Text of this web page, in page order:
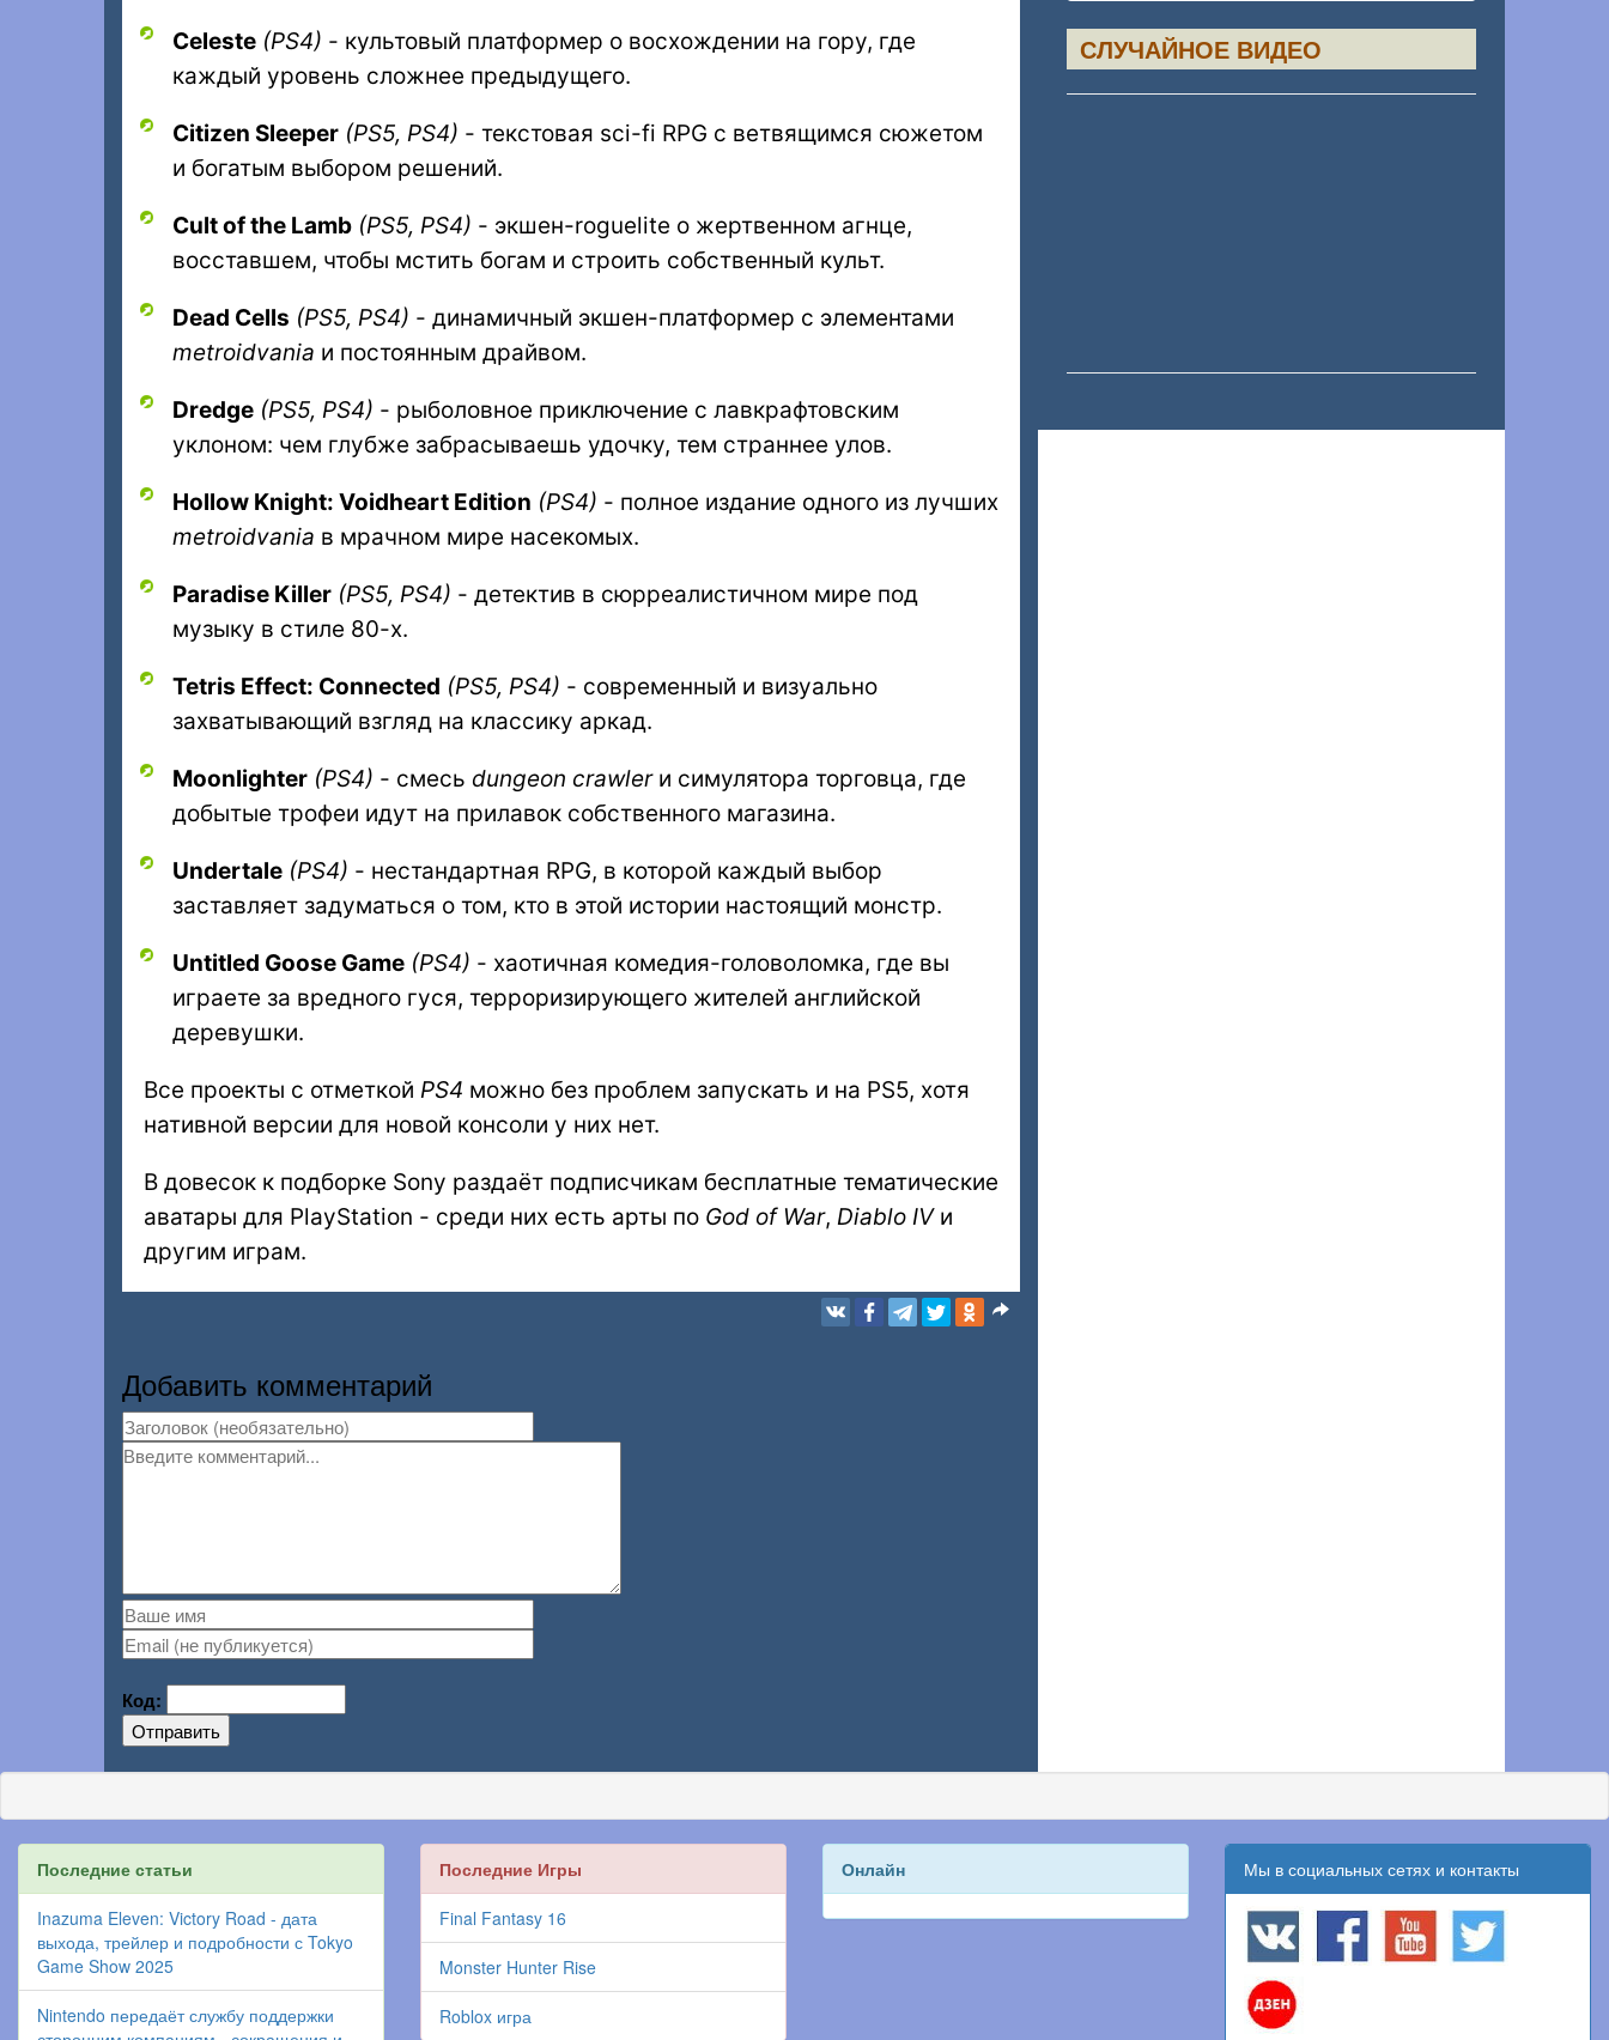
Celeste (PS4) - культовый платформер о восхождении на гору, где
каждый уровень сложнее предыдущего.
Citizen Sleeper (PS5, PS4) - текстовая sci-fi RPG с ветвящимся сюжетом
и богатым выбором решений.
Cult of the Lamb (PS5, PS4) - экшен-roguelite о жертвенном агнце,
восставшем, чтобы мстить богам и строить собственный культ.
Dead Cells (PS5, PS4) - динамичный экшен-платформер с элементами
metroidvania и постоянным драйвом.
Dredge (PS5, PS4) - рыболовное приключение с лавкрафтовским
уклоном: чем глубже забрасываешь удочку, тем страннее улов.
Hollow Knight: Voidheart Edition (PS4) - полное издание одного из лучших
metroidvania в мрачном мире насекомых.
Paradise Killer (PS5, PS4) - детектив в сюрреалистичном мире под
музыку в стиле 80-х.
Tetris Effect: Connected (PS5, PS4) - современный и визуально
захватывающий взгляд на классику аркад.
Moonlighter (PS4) - смесь dungeon crawlerи симулятора торговца, где
добытые трофеи идут на прилавок собственного магазина.
Undertale (PS4) - нестандартная RPG, в которой каждый выбор
заставляет задуматься о том, кто в этой истории настоящий монстр.
Untitled Goose Game (PS4) - хаотичная комедия-головоломка, где вы
играете за вредного гуся, терроризирующего жителей английской
деревушки.
Все проекты с отметкой PS4 можно без проблем запускать и на PS5, хотя
нативной версии для новой консоли у них нет.
В довесок к подборке Sony раздаёт подписчикам бесплатные тематические
аватары для PlayStation - среди них есть арты по God of War, Diablo IVи
другим играм.
Добавить комментарий
Код:
Отправить
СЛУЧАЙНОЕ ВИДЕО
Последние статьи
Inazuma Eleven: Victory Road - дата
выхода, трейлер и подробности с Tokyo
Game Show 2025
Nintendo передаёт службу поддержки
Последние Игры
Final Fantasy 16
Monster Hunter Rise
Roblox игра
Онлайн Мы в социальных сетях и контакты